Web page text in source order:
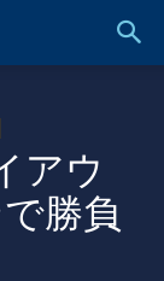
アウ
勝負